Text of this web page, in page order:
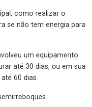
como realizar o
se não tem energia para
um equipamento
até 30 dias, ou em sua
60 dias.